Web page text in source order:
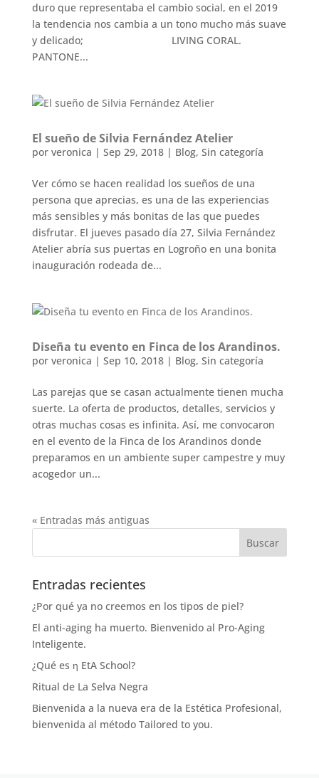
duro que representaba el cambio social, en el 2019
la tendencia nos cambia a un tono mucho más suave
y delicado; LIVING CORAL.
PANTONE...
El sueño de Silvia Fernández Atelier
por veronica | Sep 29, 2018| Blog, Sin categoría
Ver cómo se hacen realidad los sueños de una
persona que aprecias, es una de las experiencias
más sensibles y más bonitas de las que puedes
disfrutar. El jueves pasado día 27, Silvia Fernández
Atelier abría sus puertas en Logroño en una bonita
inauguración rodeada de...
Diseña tu evento en Finca de los Arandinos.
por veronica | Sep 10, 2018| Blog, Sin categoría
Las parejas que se casan actualmente tienen mucha
suerte. La oferta de productos, detalles, servicios y
otras muchas cosas es infinita. Así, me convocaron
en el evento de la Finca de los Arandinos donde
preparamos en un ambiente super campestre y muy
acogedor un...
« Entradas más antiguas
Entradas recientes
¿Por qué ya no creemos en los tipos de piel?
El anti-aging ha muerto. Bienvenido al Pro-Aging
Inteligente.
¿Qué es η EtA School?
Ritual de La Selva Negra
Bienvenida a la nueva era de la Estética Profesional,
bienvenida al método Tailored to you.